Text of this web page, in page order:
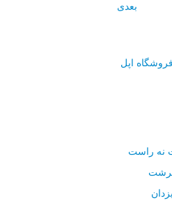
بعدی
اپل
نه راست